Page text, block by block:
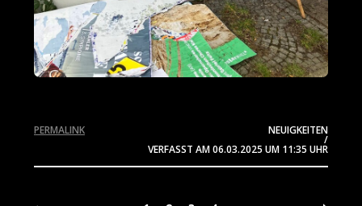
NEUIGKEITEN
/
VERFASST AM06.03.2025 UM 11:35 UHR
PERMALINK